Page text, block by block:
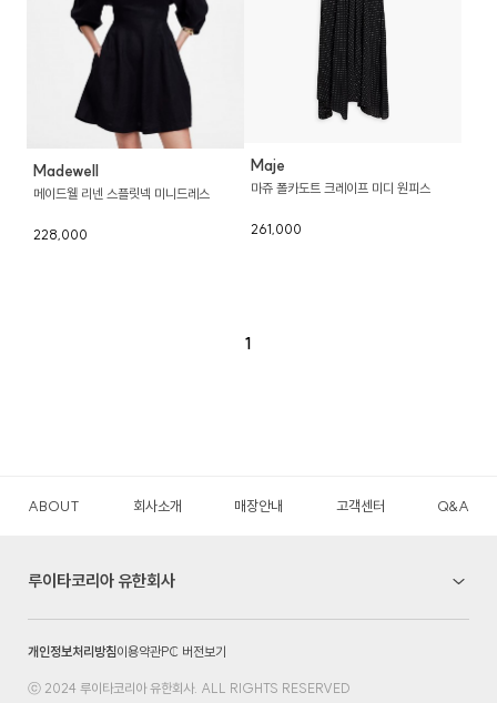
Madewell
메이드웰 리넨 스플릿넥 미니드레스
228,000
Maje
마쥬 폴카도트 크레이프 미디 원피스
261,000
1
ABOUT 회사소개 매장안내 고객센터 Q&A
루이타코리아 유한회사
개인정보처리방침이용약관PC 버전보기
ⓒ 2024 루이타코리아 유한회사. ALL RIGHTS RESERVED